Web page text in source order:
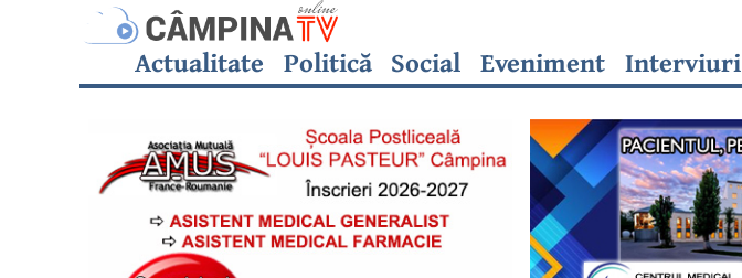
Actualitate Politică Social Eveniment Interviuri